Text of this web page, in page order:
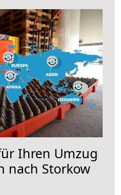
Ihren Umzug
nach Storkow